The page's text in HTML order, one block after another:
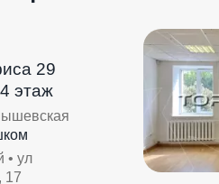
29
этаж
• ул
17